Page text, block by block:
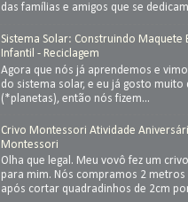
das famílias e amigos que se
Sistema Solar: Construindo Maquete
Infantil - Reciclagem
Agora que nós já aprendemos e
do sistema solar, e eu já gosto muito
(*planetas), então nós fizem...
Crivo Montessori Atividade
Montessori
Olha que legal. Meu vovô fez um
para mim. Nós compramos 2 metros
após cortar quadradinhos de 2cm